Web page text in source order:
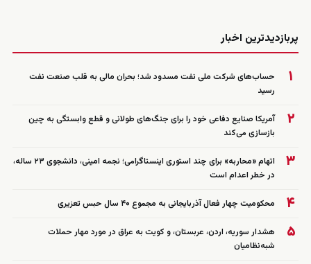
پربازدیدترین اخبار
۱
حساب‌های شرکت ملی نفت مسدود شد؛ بحران مالی به قلب صنعت نفت
رسید
۲
آمریکا صنایع دفاعی خود را برای جنگ‌های طولانی و قطع وابستگی به چین
بازسازی می‌کند
۳
اتهام «محاربه» برای چند استوری اینستاگرامی؛ نجمه امینی، دانشجوی ۲۳ ساله،
در خطر اعدام است
۴ محکومیت چهار فعال آذربایجانی به مجموع ۴۰ سال حبس تعزیری
۵
هشدار سوریه، اردن، عربستان، و کویت به عراق در مورد مهار حملات
شبه‌نظامیان